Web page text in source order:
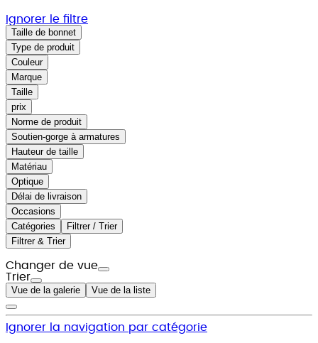
Ignorer le filtre
Taille de bonnet
Type de produit
Couleur
Marque
Taille
prix
Norme de produit
Soutien-gorge à armatures
Hauteur de taille
Matériau
Optique
Délai de livraison
Occasions
Catégories
Filtrer / Trier
Filtrer & Trier
Changer de vue
Trier
Vue de la galerie Vue de la liste
Ignorer la navigation par catégorie